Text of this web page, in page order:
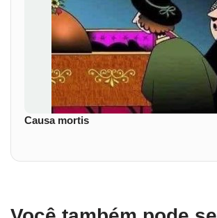
Causa mortis